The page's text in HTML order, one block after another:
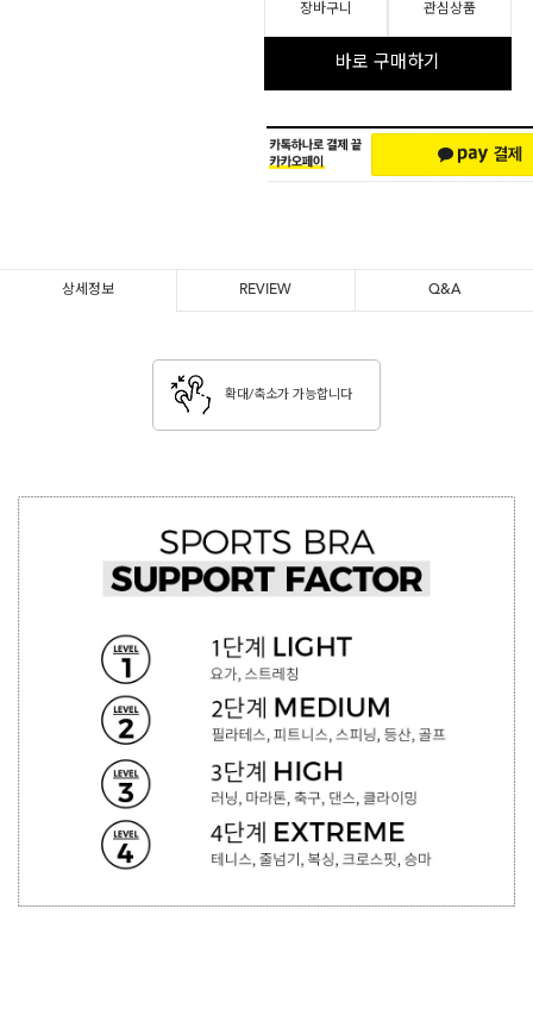
장바구니 관심상품
바로 구매하기
상세정보 REVIEW Q&A
확대/축소가 가능합니다